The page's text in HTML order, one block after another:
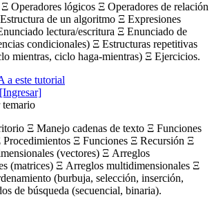
Operadores lógicos Ξ Operadores de relación
de un algoritmo Ξ Expresiones
lectura/escritura Ξ Enunciado de
condicionales) Ξ Estructuras repetitivas
mientras, ciclo haga-mientras) Ξ Ejercicios.
a este tutorial
Ξ Manejo cadenas de texto Ξ Funciones
Procedimientos Ξ Funciones Ξ Recursión Ξ
(vectores) Ξ Arreglos
(matrices) Ξ Arreglos multidimensionales Ξ
(burbuja, selección, inserción,
de búsqueda (secuencial, binaria).